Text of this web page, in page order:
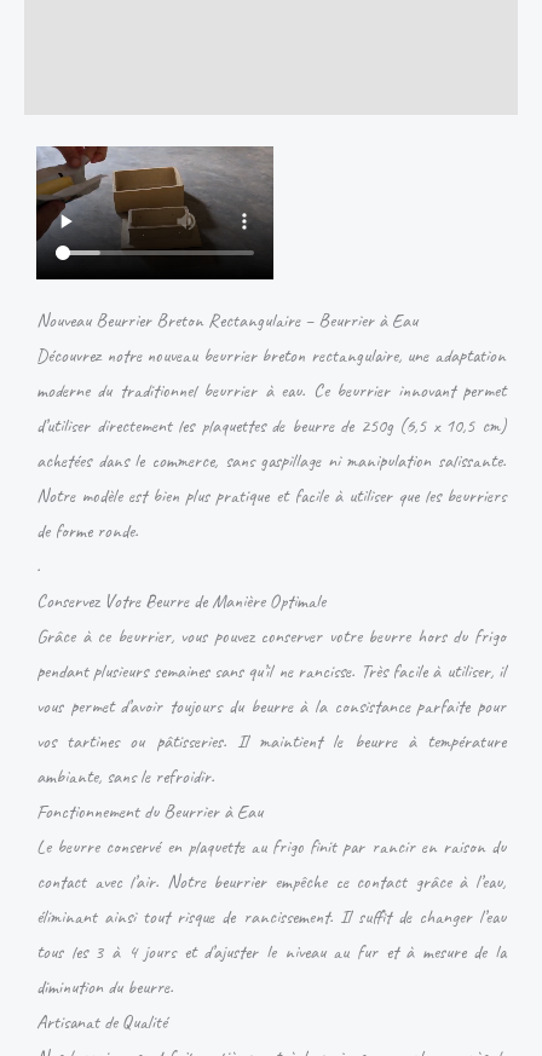
Nouveau Beurrier Breton Rectangulaire – Beurrier à Eau
Découvrez notre nouveau beurrier breton rectangulaire, une adaptation
moderne du traditionnel beurrier à eau. Ce beurrier innovant permet
d’utiliser directement les plaquettes de beurre de 250g (6,5 x 10,5 cm)
achetées dans le commerce, sans gaspillage ni manipulation salissante.
Notre modèle est bien plus pratique et facile à utiliser que les beurriers
de forme ronde.
.
Conservez Votre Beurre de Manière Optimale
Grâce à ce beurrier, vous pouvez conserver votre beurre hors du frigo
pendant plusieurs semaines sans qu’il ne rancisse. Très facile à utiliser, il
vous permet d’avoir toujours du beurre à la consistance parfaite pour
vos tartines ou pâtisseries. Il maintient le beurre à température
ambiante, sans le refroidir.
Fonctionnement du Beurrier à Eau
Le beurre conservé en plaquette au frigo finit par rancir en raison du
contact avec l’air. Notre beurrier empêche ce contact grâce à l’eau,
éliminant ainsi tout risque de rancissement. Il suffit de changer l’eau
tous les 3 à 4 jours et d’ajuster le niveau au fur et à mesure de la
diminution du beurre.
Artisanat de Qualité